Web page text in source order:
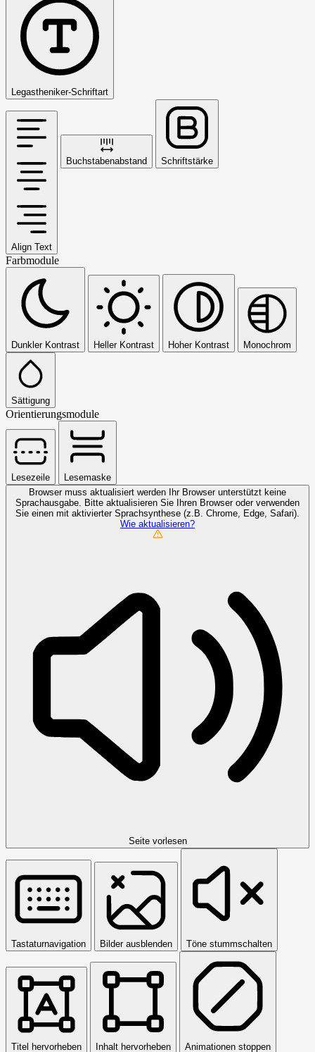
Legastheniker-Schriftart
Align Text
Buchstabenabstand Schriftstärke
Farbmodule
Dunkler Kontrast Heller Kontrast Hoher Kontrast Monochrom
Sättigung
Orientierungsmodule
Lesezeile
Lesemaske
Browser muss aktualisiert werden Ihr Browser unterstützt keine
Sprachausgabe. Bitte aktualisieren Sie Ihren Browser oder verwenden
Sie einen mit aktivierter Sprachsynthese (z.B. Chrome, Edge, Safari).
Wie aktualisieren?
Seite vorlesen
Tastaturnavigation Bilder ausblenden Töne stummschalten
Titel hervorheben Inhalt hervorheben Animationen stoppen